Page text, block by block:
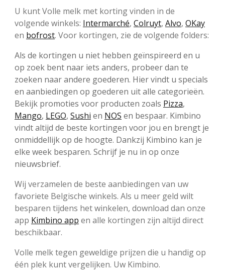
U kunt Volle melk met korting vinden in de
volgende winkels: Intermarché, Colruyt, Alvo, OKay
en bofrost. Voor kortingen, zie de volgende folders:
Als de kortingen u niet hebben geïnspireerd en u
op zoek bent naar iets anders, probeer dan te
zoeken naar andere goederen. Hier vindt u specials
en aanbiedingen op goederen uit alle categorieën.
Bekijk promoties voor producten zoals Pizza,
Mango, LEGO, Sushi en NOS en bespaar. Kimbino
vindt altijd de beste kortingen voor jou en brengt je
onmiddellijk op de hoogte. Dankzij Kimbino kan je
elke week besparen. Schrijf je nu in op onze
nieuwsbrief.
Wij verzamelen de beste aanbiedingen van uw
favoriete Belgische winkels. Als u meer geld wilt
besparen tijdens het winkelen, download dan onze
app Kimbino app en alle kortingen zijn altijd direct
beschikbaar.
Volle melk tegen geweldige prijzen die u handig op
één plek kunt vergelijken. Uw Kimbino.